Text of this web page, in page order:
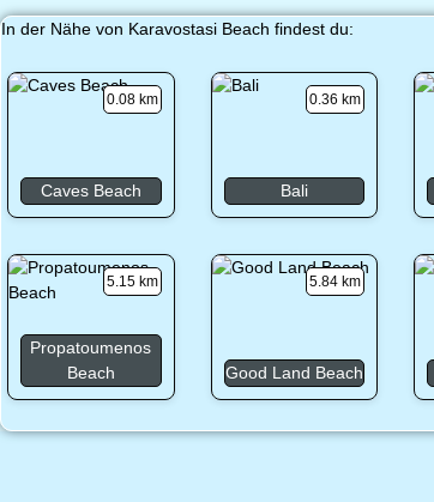
In der Nähe von Karavostasi Beach findest du:
0.08 km
Caves Beach
0.36 km
Bali
5.15 km
Propatoumenos
Beach
5.84 km
Good Land Beach